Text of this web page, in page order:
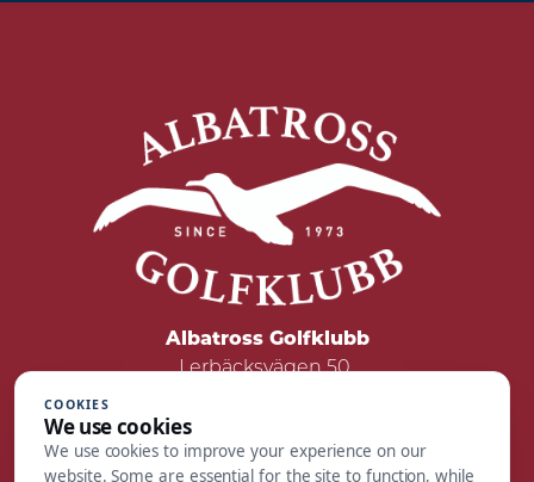
Albatross Golfklubb
Lerbäcksvägen 50
Tel: 031 - 55 05 00
Mail: reception@albatrossgolf.se
COOKIES
We use cookies
We use cookies to improve your experience on our
website. Some are essential for the site to function, while